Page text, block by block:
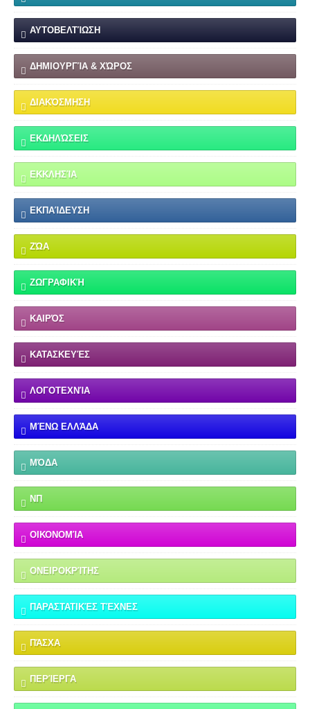
ΑΥΤΟΒΕΛΤΊΩΣΗ
ΔΗΜΙΟΥΡΓΊΑ & ΧΏΡΟΣ
ΔΙΑΚΌΣΜΗΣΗ
ΕΚΔΗΛΏΣΕΙΣ
ΕΚΚΛΗΣΊΑ
ΕΚΠΑΊΔΕΥΣΗ
ΖΏΑ
ΖΩΓΡΑΦΙΚΉ
ΚΑΙΡΌΣ
ΚΑΤΑΣΚΕΥΈΣ
ΛΟΓΟΤΕΧΝΊΑ
ΜΈΝΩ ΕΛΛΆΔΑ
ΜΌΔΑ
ΝΠ
ΟΙΚΟΝΟΜΊΑ
ΟΝΕΙΡΟΚΡΊΤΗΣ
ΠΑΡΑΣΤΑΤΙΚΈΣ ΤΈΧΝΕΣ
ΠΆΣΧΑ
ΠΕΡΊΕΡΓΑ